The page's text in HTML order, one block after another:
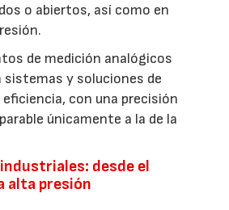
o abiertos, así como en
de medición analógicos
sistemas y soluciones de
con una precisión
únicamente a la de la
desde el
alta presión